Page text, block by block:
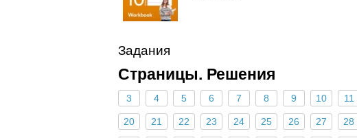
Задания
Страницы. Решения
3 4 5 6 7 8 9 10 11
20 21 22 23 24 25 26 27 28